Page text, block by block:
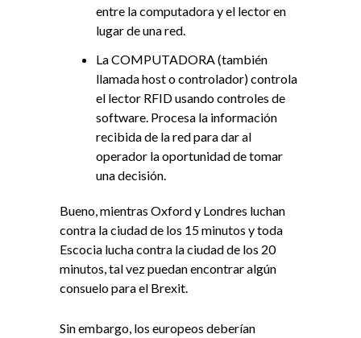
entre la computadora y el lector en
lugar de una red.
La COMPUTADORA (también
llamada host o controlador) controla
el lector RFID usando controles de
software. Procesa la información
recibida de la red para dar al
operador la oportunidad de tomar
una decisión.
Bueno, mientras Oxford y Londres luchan
contra la ciudad de los 15 minutos y toda
Escocia lucha contra la ciudad de los 20
minutos, tal vez puedan encontrar algún
consuelo para el Brexit.
Sin embargo, los europeos deberían